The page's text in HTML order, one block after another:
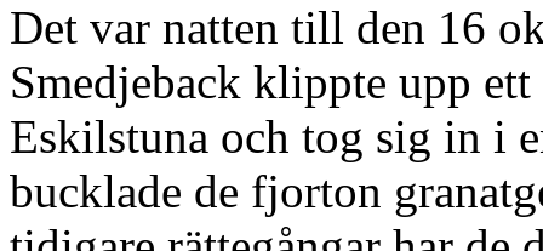
Det var natten till den 16
Smedjeback klippte upp
Eskilstuna och tog sig in i
bucklade de fjorton